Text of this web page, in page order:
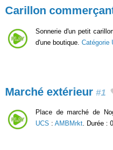
Carillon
Sonnerie d'un petit
d'une boutique. Catégorie
Marché extérieur #1
Place de marché de
UCS : AMBMrkt. Durée :